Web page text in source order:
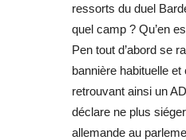
ressorts du duel
quel camp ? Qu’en
Pen tout d’abord se
bannière habituelle et
retrouvant ainsi un
déclare ne plus
allemande au